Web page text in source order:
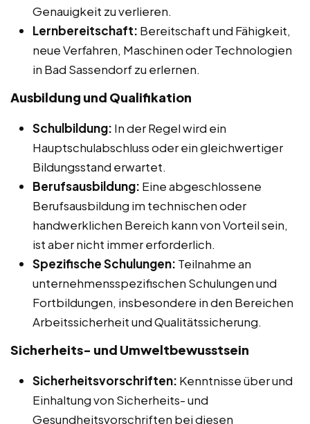
Genauigkeit zu verlieren.
Lernbereitschaft: Bereitschaft und Fähigkeit,
neue Verfahren, Maschinen oder Technologien
in Bad Sassendorf zu erlernen.
Ausbildung und Qualifikation
Schulbildung: In der Regel wird ein
Hauptschulabschluss oder ein gleichwertiger
Bildungsstand erwartet.
Berufsausbildung: Eine abgeschlossene
Berufsausbildung im technischen oder
handwerklichen Bereich kann von Vorteil sein,
ist aber nicht immer erforderlich.
Spezifische Schulungen: Teilnahme an
unternehmensspezifischen Schulungen und
Fortbildungen, insbesondere in den Bereichen
Arbeitssicherheit und Qualitätssicherung.
Sicherheits- und Umweltbewusstsein
Sicherheitsvorschriften: Kenntnisse über und
Einhaltung von Sicherheits- und
Gesundheitsvorschriften bei diesen